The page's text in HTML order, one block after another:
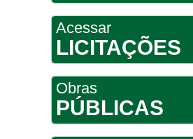
Acessar
LICITAÇÕES
Obras
PÚBLICAS